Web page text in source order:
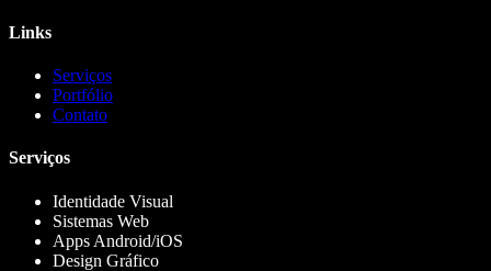
Links
Serviços
Portfólio
Contato
Serviços
Identidade Visual
Sistemas Web
Apps Android/iOS
Design Gráfico